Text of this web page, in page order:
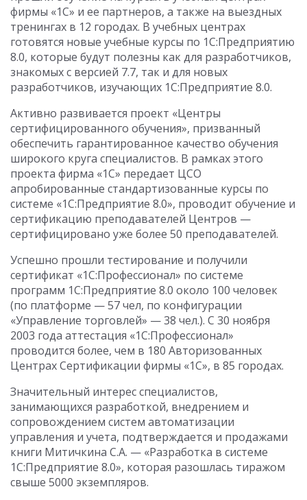
фирмы «1С» и ее партнеров, а также на выездных
тренингах в 12 городах. В учебных центрах
готовятся новые учебные курсы по 1С:Предприятию
8.0, которые будут полезны как для разработчиков,
знакомых с версией 7.7, так и для новых
разработчиков, изучающих 1С:Предприятие 8.0.
Активно развивается проект «Центры
сертифицированного обучения», призванный
обеспечить гарантированное качество обучения
широкого круга специалистов. В рамках этого
проекта фирма «1С» передает ЦСО
апробированные стандартизованные курсы по
системе «1С:Предприятие 8.0», проводит обучение и
сертификацию преподавателей Центров —
сертифицировано уже более 50 преподавателей.
Успешно прошли тестирование и получили
сертификат «1С:Профессионал» по системе
программ 1С:Предприятие 8.0 около 100 человек
(по платформе — 57 чел, по конфигурации
«Управление торговлей» — 38 чел.). С 30 ноября
2003 года аттестация «1С:Профессионал»
проводится более, чем в 180 Авторизованных
Центрах Сертификации фирмы «1С», в 85 городах.
Значительный интерес специалистов,
занимающихся разработкой, внедрением и
сопровождением систем автоматизации
управления и учета, подтверждается и продажами
книги Митичкина С.А. — «Разработка в системе
1С:Предприятие 8.0», которая разошлась тиражом
свыше 5000 экземпляров.